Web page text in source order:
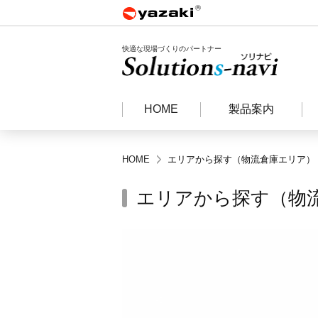
快適な現場づくりのパートナー
HOME 製品案内
HOME エリアから探す（物流倉庫エリア）
エリアから探す（物